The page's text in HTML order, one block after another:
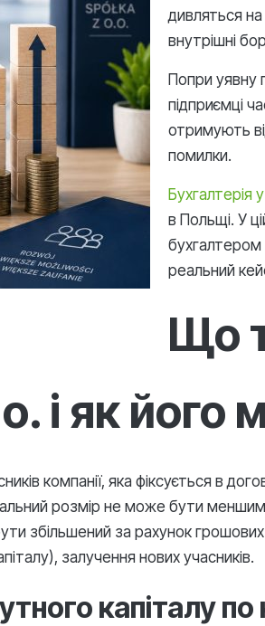
дивляться
внутрішні
Попри уявну
підприємці
отримують
помилки.
Бухгалтерія
в Польщі. У
бухгалтером
реальний
Що
і як
компанії, яка фіксується в
розмір не може бути
збільшений за рахунок
залучення нових учасників.
капіталу по